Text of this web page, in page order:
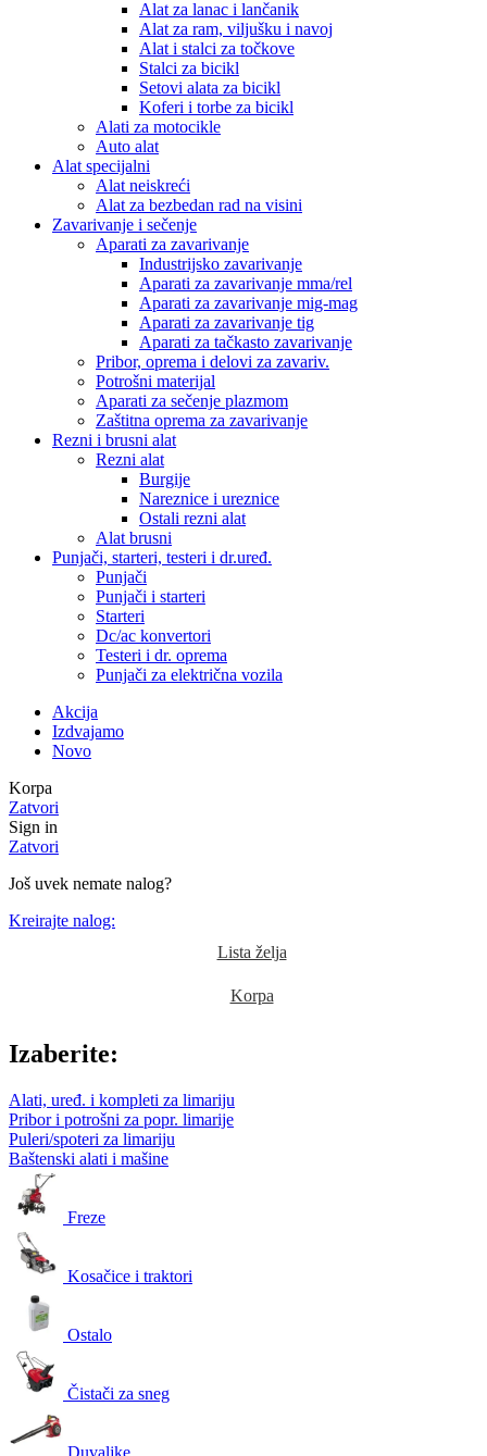
Alat za lanac i lančanik
Alat za ram, viljušku i navoj
Alat i stalci za točkove
Stalci za bicikl
Setovi alata za bicikl
Koferi i torbe za bicikl
Alati za motocikle
Auto alat
Alat specijalni
Alat neiskreći
Alat za bezbedan rad na visini
Zavarivanje i sečenje
Aparati za zavarivanje
Industrijsko zavarivanje
Aparati za zavarivanje mma/rel
Aparati za zavarivanje mig-mag
Aparati za zavarivanje tig
Aparati za tačkasto zavarivanje
Pribor, oprema i delovi za zavariv.
Potrošni materijal
Aparati za sečenje plazmom
Zaštitna oprema za zavarivanje
Rezni i brusni alat
Rezni alat
Burgije
Nareznice i ureznice
Ostali rezni alat
Alat brusni
Punjači, starteri, testeri i dr.uređ.
Punjači
Punjači i starteri
Starteri
Dc/ac konvertori
Testeri i dr. oprema
Punjači za električna vozila
Akcija
Izdvajamo
Novo
Korpa
Zatvori
Sign in
Zatvori
Još uvek nemate nalog?
Kreirajte nalog:
Lista želja
Korpa
Izaberite:
Alati, uređ. i kompleti za limariju
Pribor i potrošni za popr. limarije
Puleri/spoteri za limariju
Baštenski alati i mašine
Freze
Kosačice i traktori
Ostalo
Čistači za sneg